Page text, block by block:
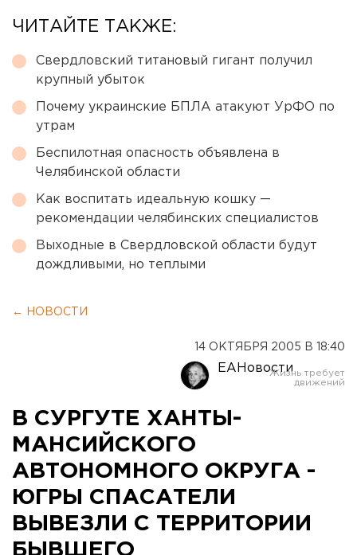
ЧИТАЙТЕ ТАКЖЕ:
Свердловский титановый гигант получил
крупный убыток
Почему украинские БПЛА атакуют УрФО по
утрам
Беспилотная опасность объявлена в
Челябинской области
Как воспитать идеальную кошку —
рекомендации челябинских специалистов
Выходные в Свердловской области будут
дождливыми, но теплыми
← НОВОСТИ
14 ОКТЯБРЯ 2005 В 18:40
ЕАНовости
В СУРГУТЕ ХАНТЫ-
МАНСИЙСКОГО
АВТОНОМНОГО ОКРУГА -
ЮГРЫ СПАСАТЕЛИ
ВЫВЕЗЛИ С ТЕРРИТОРИИ
БЫВШЕГО